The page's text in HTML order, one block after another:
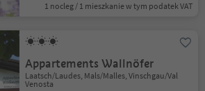
1 nocleg / 1 mieszkanie w tym podatek VAT
Appartements Wallnöfer
Laatsch/Laudes, Mals/Malles, Vinschgau/Val
Venosta